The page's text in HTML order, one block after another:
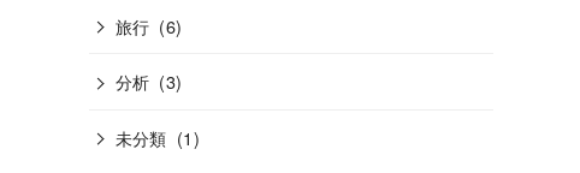
旅行 (6)
分析 (3)
未分類 (1)